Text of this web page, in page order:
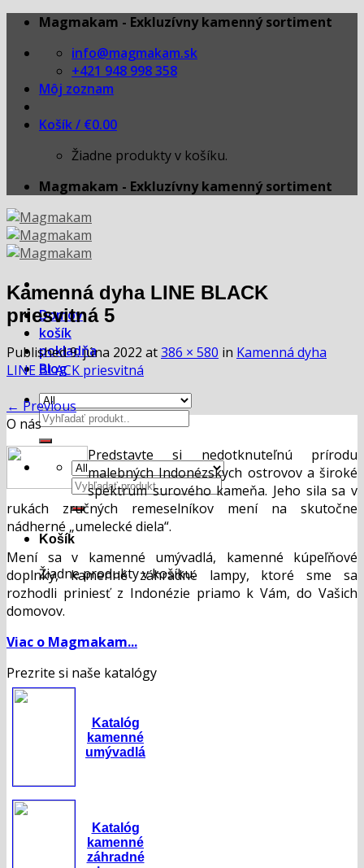
Skip
content
Magmakam - Exkluzívny kamenný sortiment
info@magmakam.sk
+421 948 998 358
Môj zoznam
Košík / €0.00
Žiadne produkty v košíku.
Magmakam - Exkluzívny kamenný sortiment
Domov
košík
pokladňa
Blog
Hľadať:
Hľadať:
Košík
Žiadne produkty v košíku.
Kamenná dyha LINE BLACK
priesvitná 5
Published9. júna 2022 at386 × 580 in Kamenná dyha
LINE BLACK priesvitná
← Previous
O nás
Predstavte si nedotknuteľnú prírodu
malebných Indonézskych ostrovov a široké
spektrum surového kameňa. Jeho sila sa v
rukách zručných remeselníkov mení na skutočne
nádherné „umelecké diela“.
Mení sa v kamenné umývadlá, kamenné kúpeľňové
doplnky, kamenné záhradné lampy, ktoré sme sa
rozhodli priniesť z Indonézie priamo k Vám, do Vašich
domovov.
Viac o Magmakam...
Prezrite si naše katalógy
Katalóg
kamenné
umývadlá
Katalóg
kamenné
záhradné